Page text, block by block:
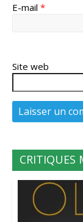
E-mail *
Site web
CRITIQUES